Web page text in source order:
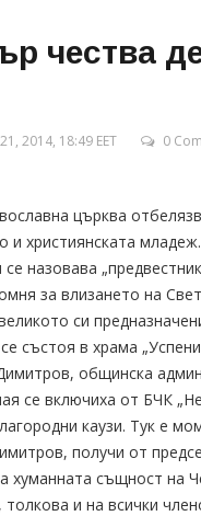
чества
2014, 18:49 EET 0
църква
и християнската
назовава
за влизането на
си
състоя в храма
общинска
се включиха от БЧК
каузи. Тук е
получи от
същност на
и на всички